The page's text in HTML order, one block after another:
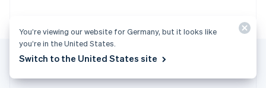
Griechenland
Indien
Irland
You’re viewing our website for Germany, but it looks like
you’re in the United States.
Switch to the United States site